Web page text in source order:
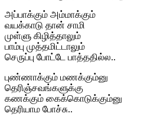
அப்பாக்கும் அம்மாக்கும்
வயக்காடு தான் சாமி
முள்ளு கிழித்தாலும்
பாம்பு முத்தமிட்டாலும்
செருப்பு போட்டே பாத்ததில்ல..
புண்ணாக்கும் மணக்கும்னு
தெரிஞ்சவங்களுக்கு
கணக்கும் கைக்கொடுக்கும்னு
தெரியாம போச்சு..